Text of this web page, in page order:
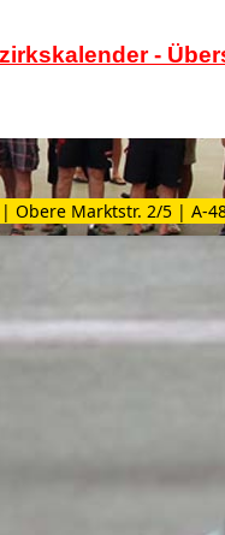
-
Marktstr. 2/5 | A-